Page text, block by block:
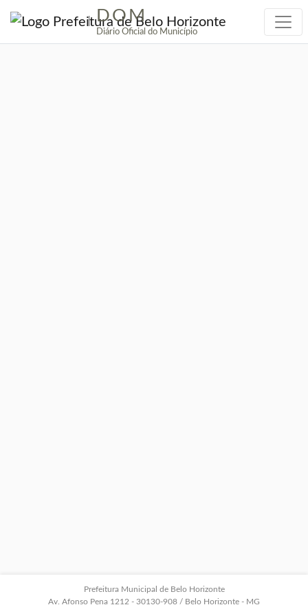
| DOM
Diário Oficial do Município
Prefeitura Municipal de Belo Horizonte
Av. Afonso Pena 1212 - 30130-908 / Belo Horizonte - MG